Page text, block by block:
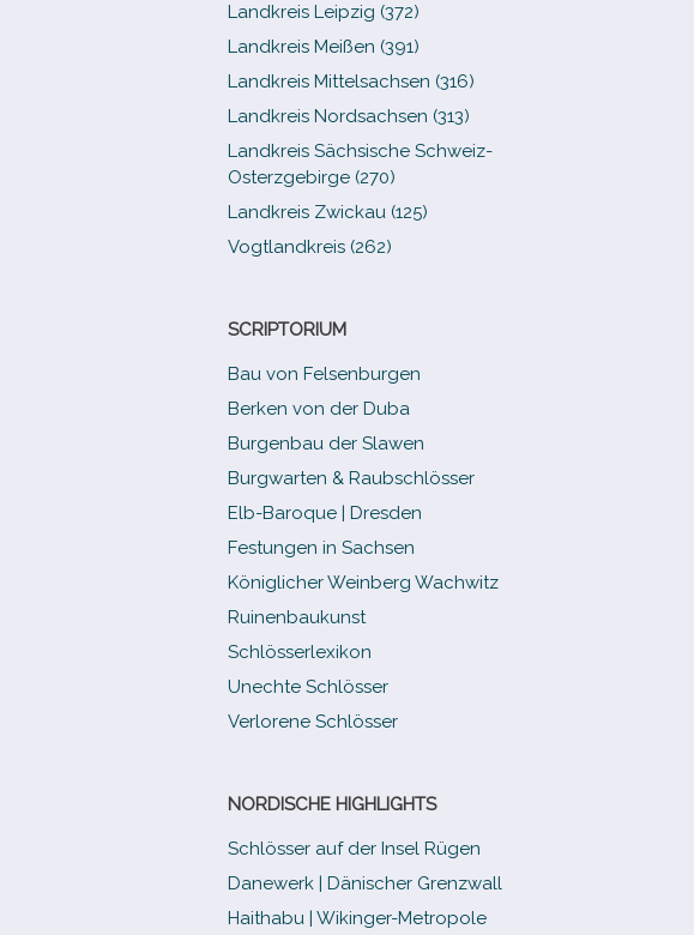
Landkreis Leipzig (372)
Landkreis Meißen (391)
Landkreis Mittelsachsen (316)
Landkreis Nordsachsen (313)
Landkreis Sächsische Schweiz-​
Osterzgebirge (270)
Landkreis Zwickau (125)
Vogtlandkreis (262)
SCRIPTORIUM
Bau von Felsenburgen
Berken von der Duba
Burgenbau der Slawen
Burgwarten & Raubschlösser
Elb-​Baroque | Dresden
Festungen in Sachsen
Königlicher Weinberg Wachwitz
Ruinenbaukunst
Schlösserlexikon
Unechte Schlösser
Verlorene Schlösser
NORDISCHE HIGHLIGHTS
Schlösser auf der Insel Rügen
Danewerk | Dänischer Grenzwall
Haithabu | Wikinger-Metropole